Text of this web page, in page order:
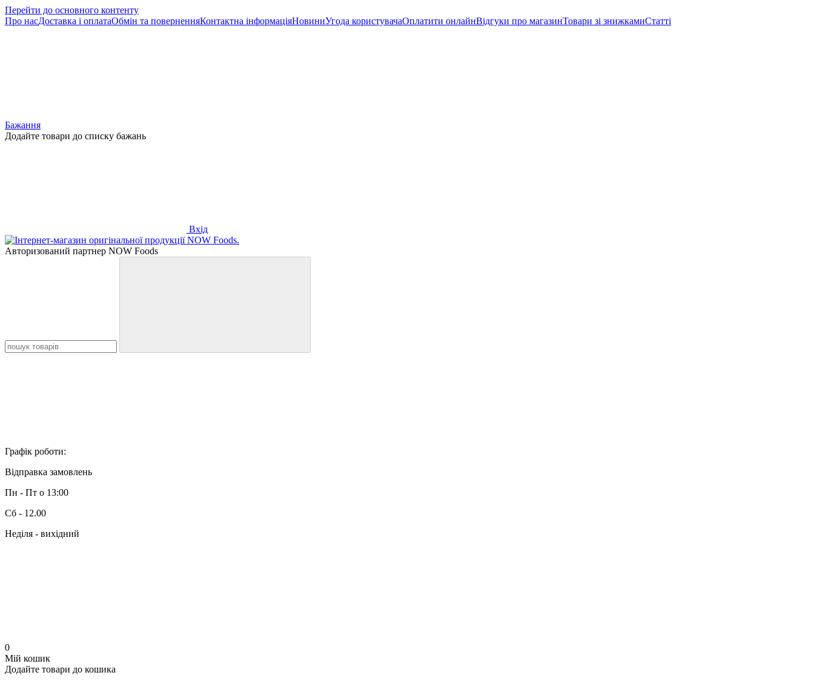
Перейти до основного контенту
Про насДоставка і оплатаОбмін та поверненняКонтактна інформаціяНовиниУгода користувачаОплатити онлайнВідгуки про магазинТовари зі знижкамиСтатті
Бажання
Додайте товари до списку бажань
Вхід
Авторизований партнер NOW Foods
Графік роботи:
Відправка замовлень
Пн - Пт о 13:00
Сб - 12.00
Неділя - вихідний
0
Мій кошик
Додайте товари до кошика